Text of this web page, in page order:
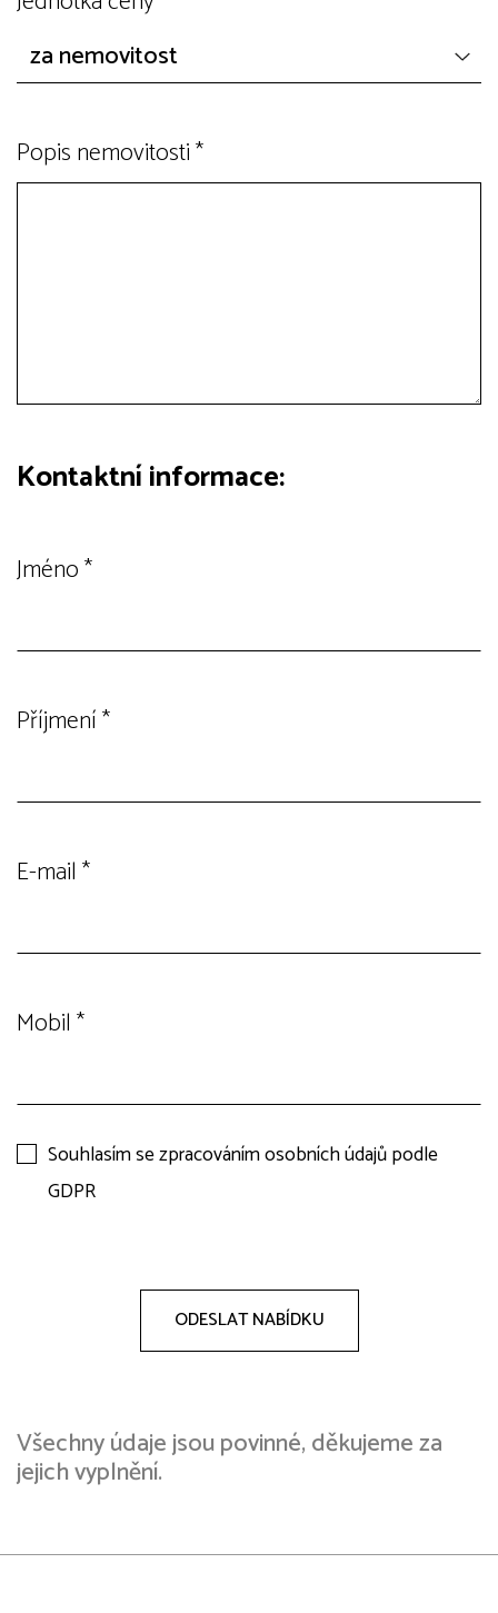
Popis nemovitosti*
Kontaktní informace:
Jméno*
Příjmení*
E-mail*
Mobil*
Souhlasím se zpracováním osobních údajů podle
GDPR
ODESLAT NABÍDKU
Všechny údaje jsou povinné, děkujeme za
jejich vyplnění.